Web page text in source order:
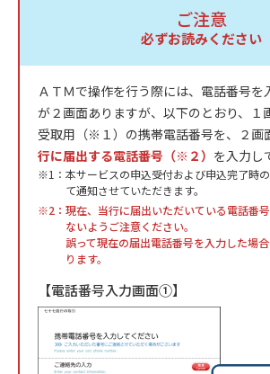
ご注意
必ずお読みください
ＡＴＭで操作を行う際には、電話番号を
が２画面ありますが、以下のとおり、１
受取用（※１）の携帯電話番号を、２画
行に届出する電話番号（※２） を入力し
本サービスの申込受付および申込完了時
て通知させていただきます。
現在、当行に届出いただいている電話番
ないようご注意ください。
誤って現在の届出電話番号を入力した場
ります。
【電話番号入力画面①】